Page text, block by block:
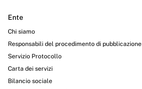
Ente
Chi siamo
Responsabili del procedimento di pubblicazione
Servizio Protocollo
Carta dei servizi
Bilancio sociale